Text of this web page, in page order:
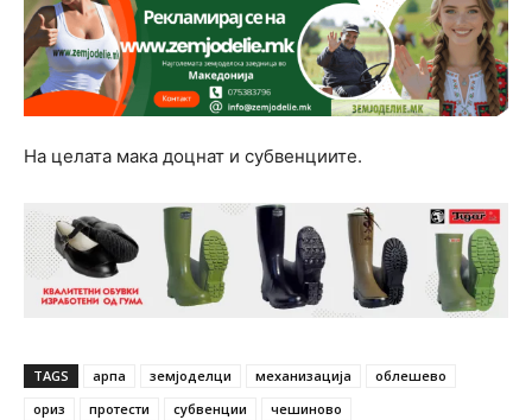
На целата мака доцнат и субвенциите.
TAGS арпа земјоделци механизација
облешево
ориз
протести субвенции чешиново